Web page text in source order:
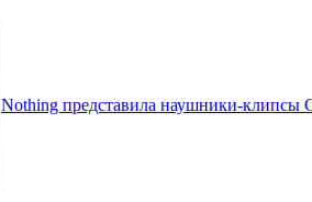
Nothing представила наушники-клипсы